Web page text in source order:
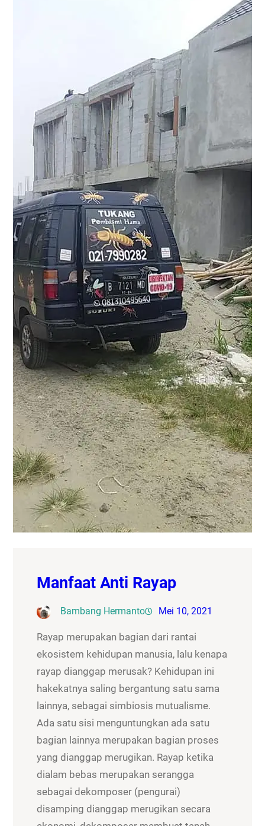
Manfaat Anti Rayap
Bambang Hermanto Mei 10, 2021
Rayap merupakan bagian dari rantai
ekosistem kehidupan manusia, lalu kenapa
rayap dianggap merusak? Kehidupan ini
hakekatnya saling bergantung satu sama
lainnya, sebagai simbiosis mutualisme.
Ada satu sisi menguntungkan ada satu
bagian lainnya merupakan bagian proses
yang dianggap merugikan. Rayap ketika
dialam bebas merupakan serangga
sebagai dekomposer (pengurai)
disamping dianggap merugikan secara